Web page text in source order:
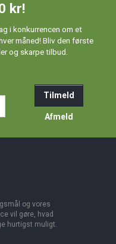
kr!
i konkurrencen om et
måned! Bliv den første
og skarpe tilbud.
Tilmeld
Afmeld
og vores
vil gøre, hvad
hurtigst muligt.